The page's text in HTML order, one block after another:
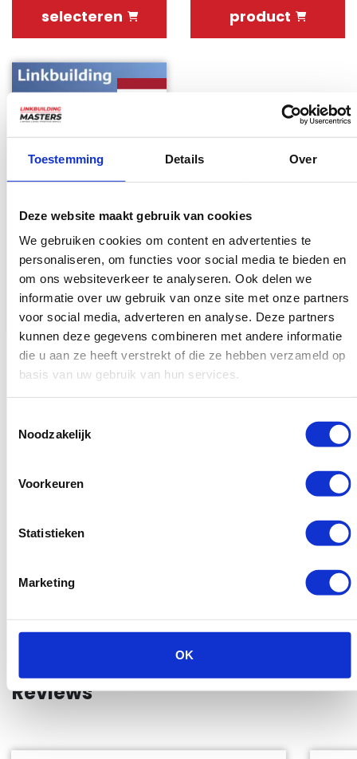
Toestemming Details Over
Deze website maakt gebruik van cookies
We gebruiken cookies om content en advertenties te
personaliseren, om functies voor social media te bieden en
om ons websiteverkeer te analyseren. Ook delen we
informatie over uw gebruik van onze site met onze partners
voor social media, adverteren en analyse. Deze partners
kunnen deze gegevens combineren met andere informatie
die u aan ze heeft verstrekt of die ze hebben verzameld op
basis van uw gebruik van hun services.
Noodzakelijk
Voorkeuren
Statistieken
Marketing
OK
selecteren
product
Linkbuilding
abonnement
Combi
€1449.95
Bekijk
product
Volgende pagina
Reviews